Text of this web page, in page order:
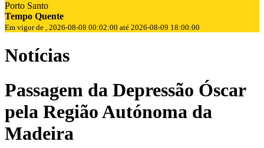
Porto Santo
Tempo Quente
Em vigor de , 2026-08-08 00:02:00 até 2026-08-09 18:00:00
Notícias
Passagem da Depressão Óscar
pela Região Autónoma da
Madeira